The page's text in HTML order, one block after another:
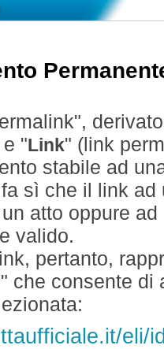
e "Link" (link
stabile ad
sì che il link
atto oppure
valido.
pertanto,
che consente
eli/